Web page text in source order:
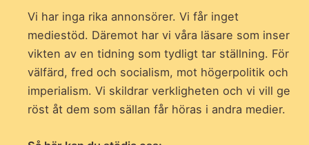
Vi har inga rika annonsörer. Vi får inget
mediestöd. Däremot har vi våra läsare som inser
vikten av en tidning som tydligt tar ställning. För
välfärd, fred och socialism, mot högerpolitik och
imperialism. Vi skildrar verkligheten och vi vill ge
röst åt dem som sällan får höras i andra medier.